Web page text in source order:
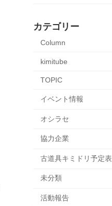
カテゴリー
Column
kimitube
TOPIC
イベント情報
オシラセ
協力企業
古道具キミドリ予定表
未分類
活動報告